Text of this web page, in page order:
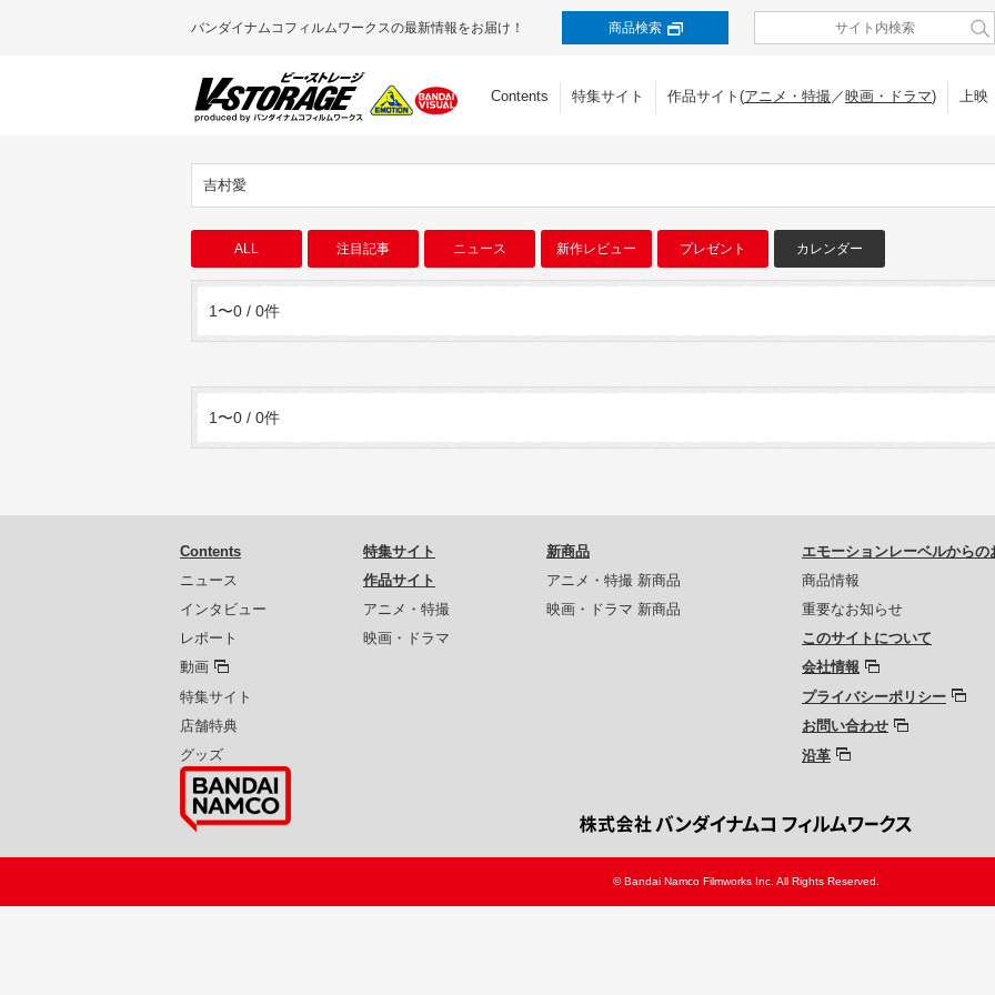
バンダイナムコフィルムワークスの最新情報をお届け！ 商品検索
Contents 特集サイト 作品サイト(アニメ・特撮／映画・ドラマ) 上映
吉村愛
ALL 注目記事 ニュース 新作レビュー プレゼント カレンダー
1〜0 / 0件
1〜0 / 0件
Contents
ニュース
インタビュー
レポート
動画
特集サイト
店舗特典
グッズ
特集サイト
作品サイト
アニメ・特撮
映画・ドラマ
新商品
アニメ・特撮 新商品
映画・ドラマ 新商品
エモーションレーベルからの
商品情報
重要なお知らせ
このサイトについて
会社情報
プライバシーポリシー
お問い合わせ
沿革
© Bandai Namco Filmworks Inc. All Rights Reserved.